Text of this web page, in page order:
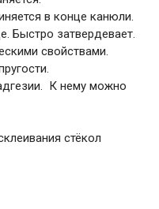
в конце канюли.
Быстро затвердевает.
свойствами.
К нему можно
стёкол